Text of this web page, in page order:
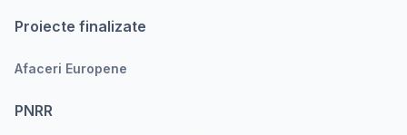
Proiecte finalizate
Afaceri Europene
PNRR